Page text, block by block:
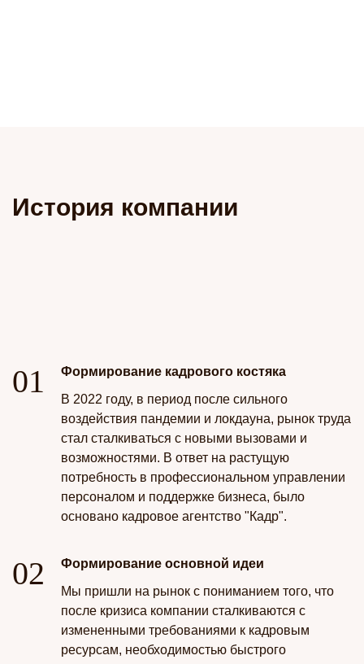
История компании
Формирование кадрового костяка
В 2022 году, в период после сильного
воздействия пандемии и локдауна, рынок труда
стал сталкиваться с новыми вызовами и
возможностями. В ответ на растущую
потребность в профессиональном управлении
персоналом и поддержке бизнеса, было
основано кадровое агентство "Кадр".
Формирование основной идеи
Мы пришли на рынок с пониманием того, что
после кризиса компании сталкиваются с
измененными требованиями к кадровым
ресурсам, необходимостью быстрого